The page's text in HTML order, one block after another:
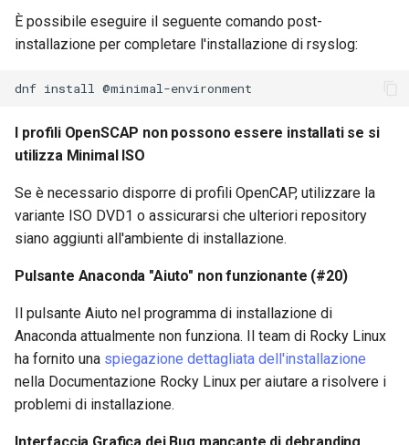
È possibile eseguire il seguente comando post-
installazione per completare l'installazione di rsyslog:
dnf install
I profili OpenSCAP non possono essere installati se si
utilizza Minimal ISO
Se è necessario disporre di profili OpenCAP, utilizzare la
variante ISO DVD1 o assicurarsi che ulteriori repository
siano aggiunti all'ambiente di installazione.
Pulsante Anaconda "Aiuto" non funzionante (#20)
Il pulsante Aiuto nel programma di installazione di
Anaconda attualmente non funziona. Il team di Rocky Linux
ha fornito una spiegazione dettagliata dell'installazione
nella Documentazione Rocky Linux per aiutare a risolvere i
problemi di installazione.